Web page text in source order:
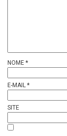
NOME *
E-MAIL *
SITE